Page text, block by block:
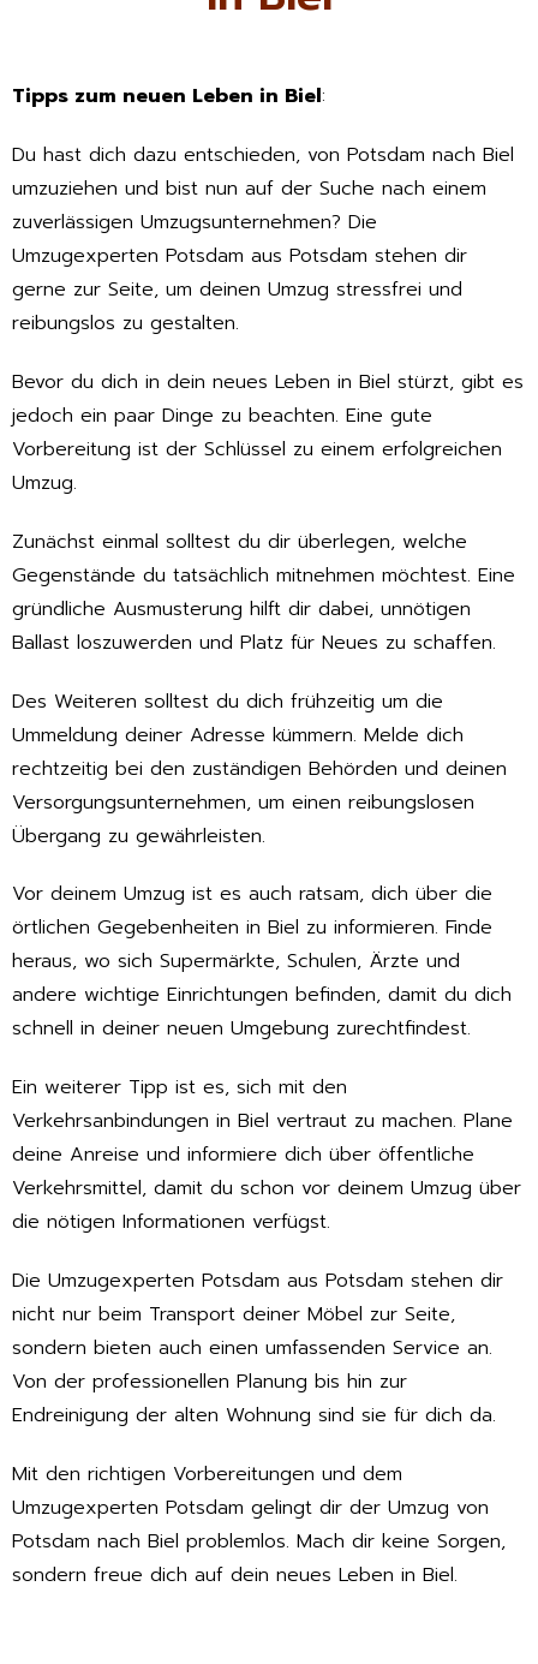
Tipps zum neuen Leben in Biel:
Du hast dich dazu entschieden, von Potsdam nach Biel
umzuziehen und bist nun auf der Suche nach einem
zuverlässigen Umzugsunternehmen? Die
Umzugexperten Potsdam aus Potsdam stehen dir
gerne zur Seite, um deinen Umzug stressfrei und
reibungslos zu gestalten.
Bevor du dich in dein neues Leben in Biel stürzt, gibt es
jedoch ein paar Dinge zu beachten. Eine gute
Vorbereitung ist der Schlüssel zu einem erfolgreichen
Umzug.
Zunächst einmal solltest du dir überlegen, welche
Gegenstände du tatsächlich mitnehmen möchtest. Eine
gründliche Ausmusterung hilft dir dabei, unnötigen
Ballast loszuwerden und Platz für Neues zu schaffen.
Des Weiteren solltest du dich frühzeitig um die
Ummeldung deiner Adresse kümmern. Melde dich
rechtzeitig bei den zuständigen Behörden und deinen
Versorgungsunternehmen, um einen reibungslosen
Übergang zu gewährleisten.
Vor deinem Umzug ist es auch ratsam, dich über die
örtlichen Gegebenheiten in Biel zu informieren. Finde
heraus, wo sich Supermärkte, Schulen, Ärzte und
andere wichtige Einrichtungen befinden, damit du dich
schnell in deiner neuen Umgebung zurechtfindest.
Ein weiterer Tipp ist es, sich mit den
Verkehrsanbindungen in Biel vertraut zu machen. Plane
deine Anreise und informiere dich über öffentliche
Verkehrsmittel, damit du schon vor deinem Umzug über
die nötigen Informationen verfügst.
Die Umzugexperten Potsdam aus Potsdam stehen dir
nicht nur beim Transport deiner Möbel zur Seite,
sondern bieten auch einen umfassenden Service an.
Von der professionellen Planung bis hin zur
Endreinigung der alten Wohnung sind sie für dich da.
Mit den richtigen Vorbereitungen und dem
Umzugexperten Potsdam gelingt dir der Umzug von
Potsdam nach Biel problemlos. Mach dir keine Sorgen,
sondern freue dich auf dein neues Leben in Biel.